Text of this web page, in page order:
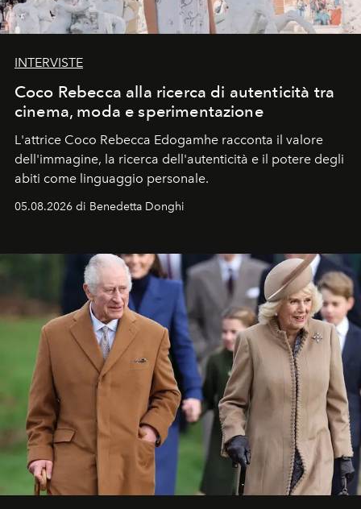
INTERVISTE
Coco Rebecca alla ricerca di autenticità tra
cinema, moda e sperimentazione
L'attrice Coco Rebecca Edogamhe racconta il valore
dell'immagine, la ricerca dell'autenticità e il potere degli
abiti come linguaggio personale.
05.08.2026 di Benedetta Donghi